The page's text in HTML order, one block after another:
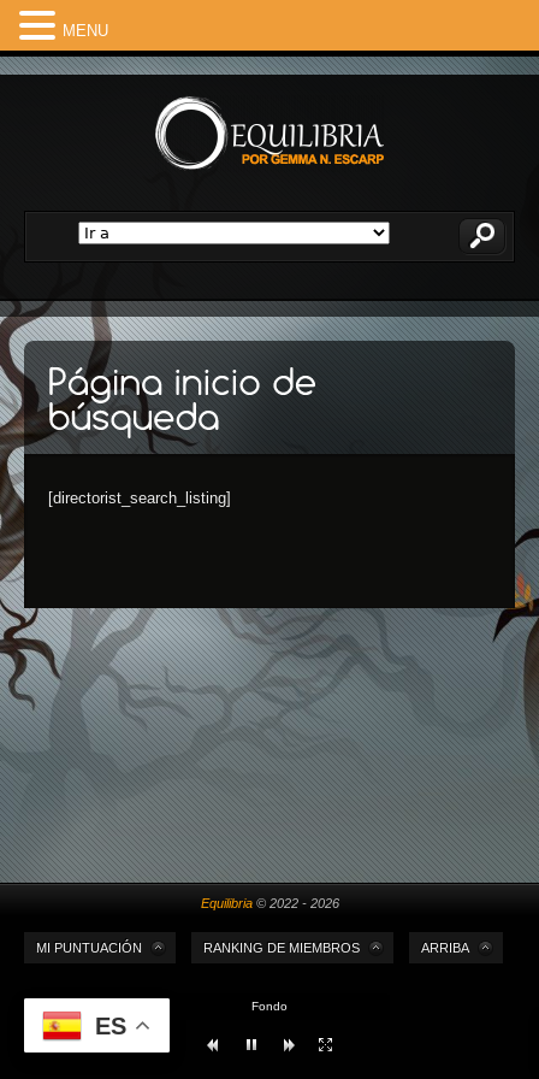
[directorist_search_listing]
Equilibria© 2022 - 2026
MI PUNTUACIÓN RANKING DE MIEMBROS ARRIBA
Fondo
ES
MENU